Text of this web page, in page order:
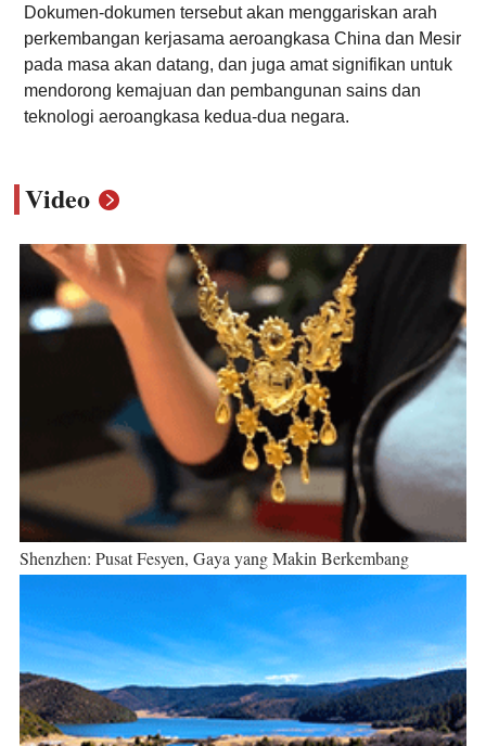
Dokumen-dokumen tersebut akan menggariskan arah
perkembangan kerjasama aeroangkasa China dan Mesir
pada masa akan datang, dan juga amat signifikan untuk
mendorong kemajuan dan pembangunan sains dan
teknologi aeroangkasa kedua-dua negara.
Video
Shenzhen: Pusat Fesyen, Gaya yang Makin Berkembang